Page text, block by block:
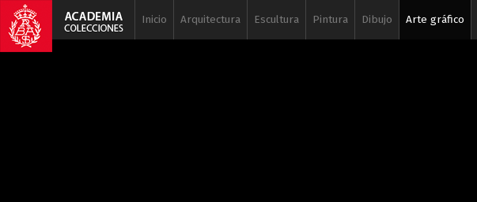
Inicio Arquitectura Escultura Pintura Dibujo Arte gráfico